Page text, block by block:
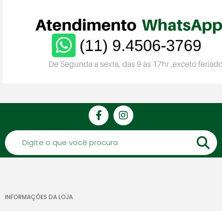
INFORMAÇÕES DA LOJA